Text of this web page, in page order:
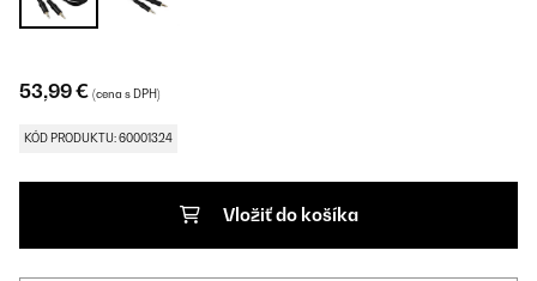
53,99 € (cena s DPH)
KÓD PRODUKTU: 60001324
Vložiť do košíka